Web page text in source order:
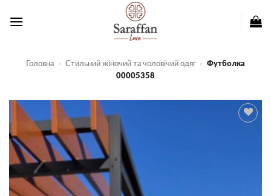
Головна » Стильний жіночий та чоловічий одяг » Футболка
00005358